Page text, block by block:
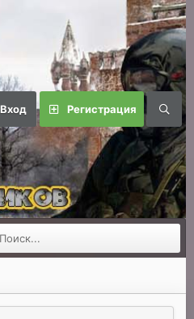
Вход Регистрация